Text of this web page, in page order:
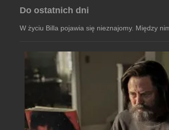
Do ostatnich dni
W życiu Billa pojawia się nieznajomy. Między